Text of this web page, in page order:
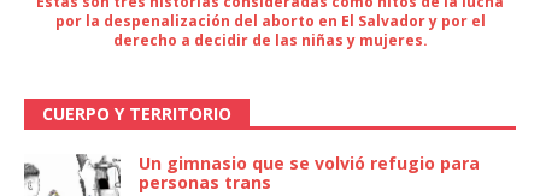
por la despenalización del aborto en El Salvador y por el
derecho a decidir de las niñas y mujeres.
CUERPO Y TERRITORIO
Un gimnasio que se volvió refugio para
personas trans